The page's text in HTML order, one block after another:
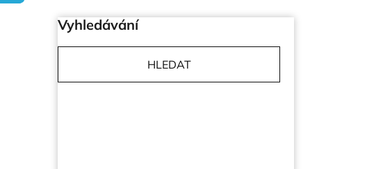
P
o
s
r
Vyhledávání
HLEDAT